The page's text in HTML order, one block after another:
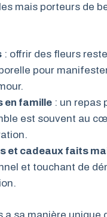
mais porteurs de
: offrir des fleurs
pour
en famille : un repas
est souvent au
et cadeaux faits
et touchant de